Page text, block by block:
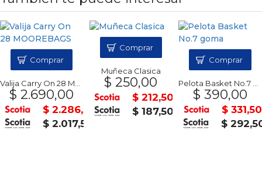
Valija Carry On 28 MOOREBAGS
$ 2.690,00
$ 2.286,50
$ 2.017,50
Comprar
Muñeca Clasica
$ 250,00
$ 212,50
$ 187,50
Comprar
Pelota Basket No.7 goma
$ 390,00
$ 331,50
$
Comprar